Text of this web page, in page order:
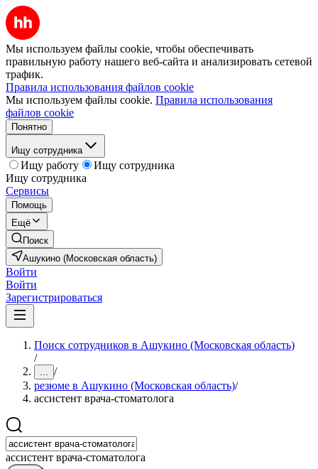
Мы используем файлы cookie, чтобы обеспечивать
правильную работу нашего веб-сайта и анализировать сетевой
трафик.
Правила использования файлов cookie
Мы используем файлы cookie. Правила использования
файлов cookie
Понятно
Ищу сотрудника
Ищу работу
Ищу сотрудника
Ищу сотрудника
Сервисы
Помощь
Ещё
Поиск
Ашукино (Московская область)
Войти
Войти
Зарегистрироваться
Поиск сотрудников в Ашукино (Московская область)
/
... /
резюме в Ашукино (Московская область)/
ассистент врача-стоматолога
ассистент врача-стоматолога